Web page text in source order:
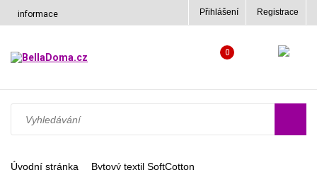
informace Přihlášení Registrace
0
Úvodní stránka
Bytový textil SoftCotton